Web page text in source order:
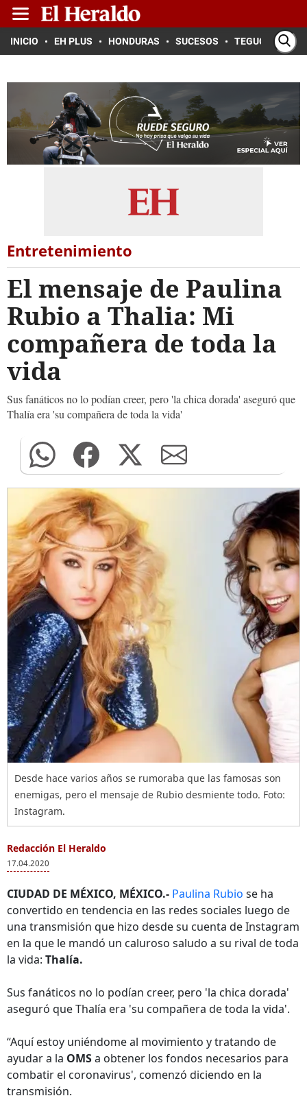
INICIO EH PLUS HONDURAS SUCESOS TEGUCIGALPA
Entretenimiento
El mensaje de Paulina
Rubio a Thalia: Mi
compañera de toda la
vida
Sus fanáticos no lo podían creer, pero 'la chica dorada' aseguró que
Thalía era 'su compañera de toda la vida'
Desde hace varios años se rumoraba que las famosas son
enemigas, pero el mensaje de Rubio desmiente todo. Foto:
Instagram.
Redacción El Heraldo
17.04.2020
CIUDAD DE MÉXICO, MÉXICO.- Paulina Rubio se ha
convertido en tendencia en las redes sociales luego de
una transmisión que hizo desde su cuenta de Instagram
en la que le mandó un caluroso saludo a su rival de toda
la vida: Thalía.
Sus fanáticos no lo podían creer, pero 'la chica dorada'
aseguró que Thalía era 'su compañera de toda la vida'.
“Aquí estoy uniéndome al movimiento y tratando de
ayudar a la OMSa obtener los fondos necesarios para
combatir el coronavirus', comenzó diciendo en la
transmisión.